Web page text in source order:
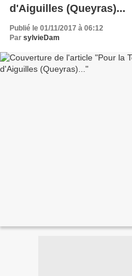
d'Aiguilles (Queyras)...
Publié le 01/11/2017 à 06:12
Par sylvieDam